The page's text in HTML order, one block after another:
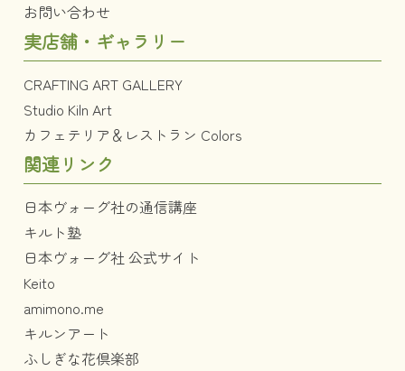
お問い合わせ
実店舗・ギャラリー
CRAFTING ART GALLERY
Studio Kiln Art
カフェテリア＆レストラン Colors
関連リンク
日本ヴォーグ社の通信講座
キルト塾
日本ヴォーグ社 公式サイト
Keito
amimono.me
キルンアート
ふしぎな花倶楽部